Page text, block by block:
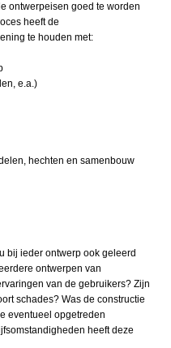
ontwerpeisen goed te worden
heeft de
te houden met:
e.a.)
hechten en samenbouw
bij ieder ontwerp ook geleerd
ontwerpen van
van de gebruikers? Zijn
schades? Was de constructie
eventueel opgetreden
heeft deze